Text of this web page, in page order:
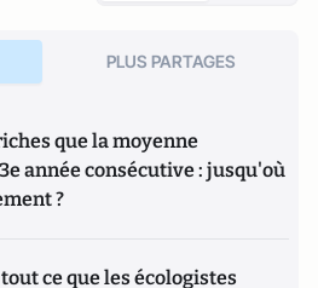
PLUS PARTAGES
que la moyenne
année consécutive : jusqu'où
?
ce que les écologistes